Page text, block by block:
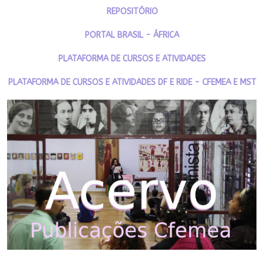
REPOSITÓRIO
PORTAL BRASIL - ÁFRICA
PLATAFORMA DE CURSOS E ATIVIDADES
PLATAFORMA DE CURSOS E ATIVIDADES DF E RIDE - CFEMEA E MST